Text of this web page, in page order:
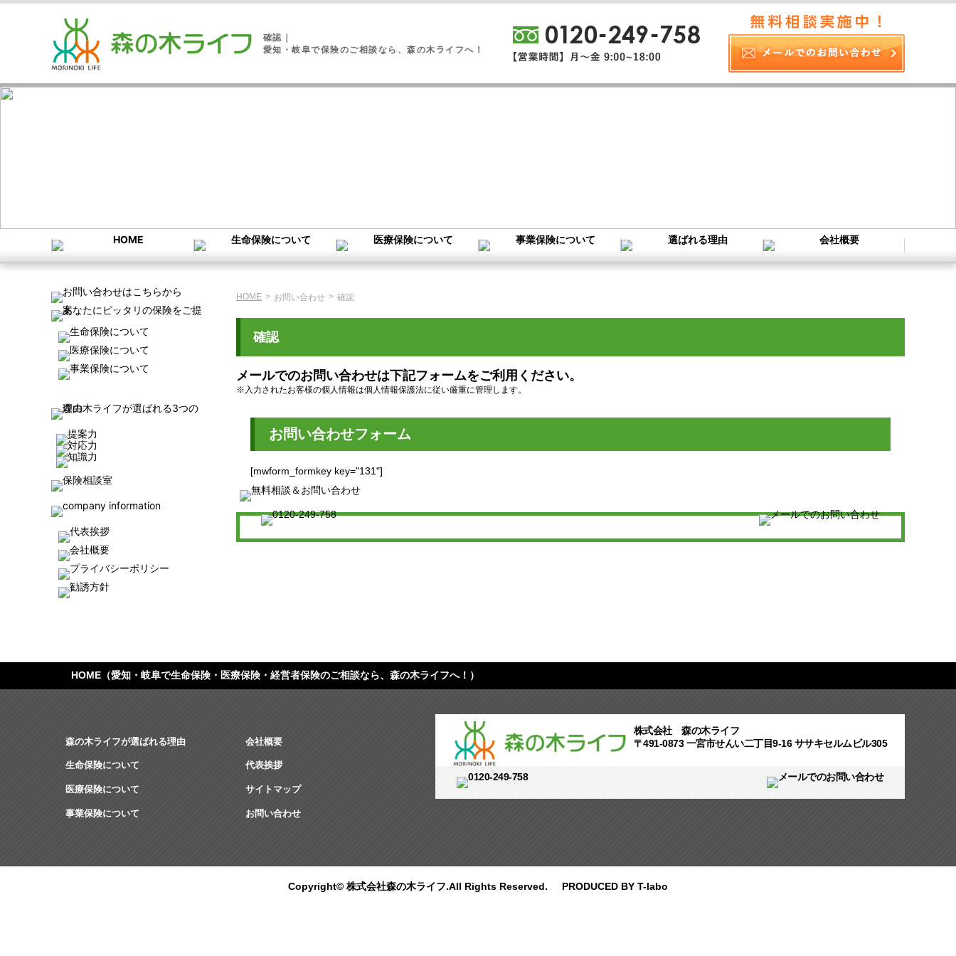
確認｜
愛知・岐阜で保険のご相談なら、森の木ライフへ！
HOME > お問い合わせ > 確認
確認
メールでのお問い合わせは下記フォームをご利用ください。
※入力されたお客様の個人情報は個人情報保護法に従い厳重に管理します。
お問い合わせフォーム
[mwform_formkey key="131"]
HOME （愛知・岐阜で生命保険・医療保険・経営者保険のご相談なら、森の木ライフへ！）
森の木ライフが選ばれる理由
生命保険について
医療保険について
事業保険について
会社概要
代表挨拶
サイトマップ
お問い合わせ
株式会社 森の木ライフ
〒491-0873 一宮市せんい二丁目9-16 ササキセルムビル305
Copyright© 株式会社森の木ライフ.All Rights Reserved. PRODUCED BY T-labo